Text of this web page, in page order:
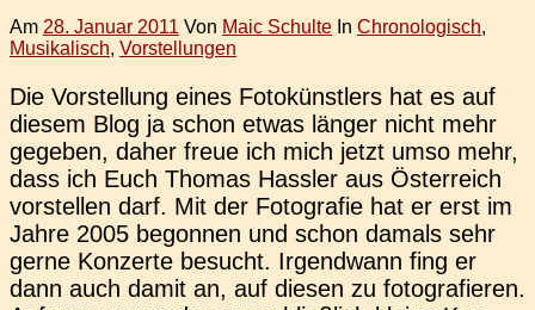
Am 28. Januar 2011 Von Maic Schulte In Chronologisch,
Musikalisch, Vorstellungen
Die Vor­stel­lung eines Foto­künst­lers hat es auf
diesem Blog ja schon etwas länger nicht mehr
gege­ben, daher freue ich mich jetzt umso mehr,
dass ich Euch Thomas Hass­ler aus Öster­reich
vor­stel­len darf. Mit der Foto­gra­fie hat er erst im
Jahre 2005 begon­nen und schon damals sehr
gerne Kon­zer­te besucht. Irgend­wann fing er
dann auch damit an, auf diesen zu foto­gra­fie­ren.